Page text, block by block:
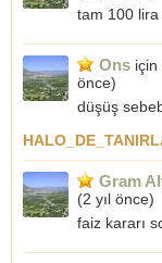
tam 100
Ons için
önce)
düşüş
Gram
(2 yıl önce)
faiz kararı